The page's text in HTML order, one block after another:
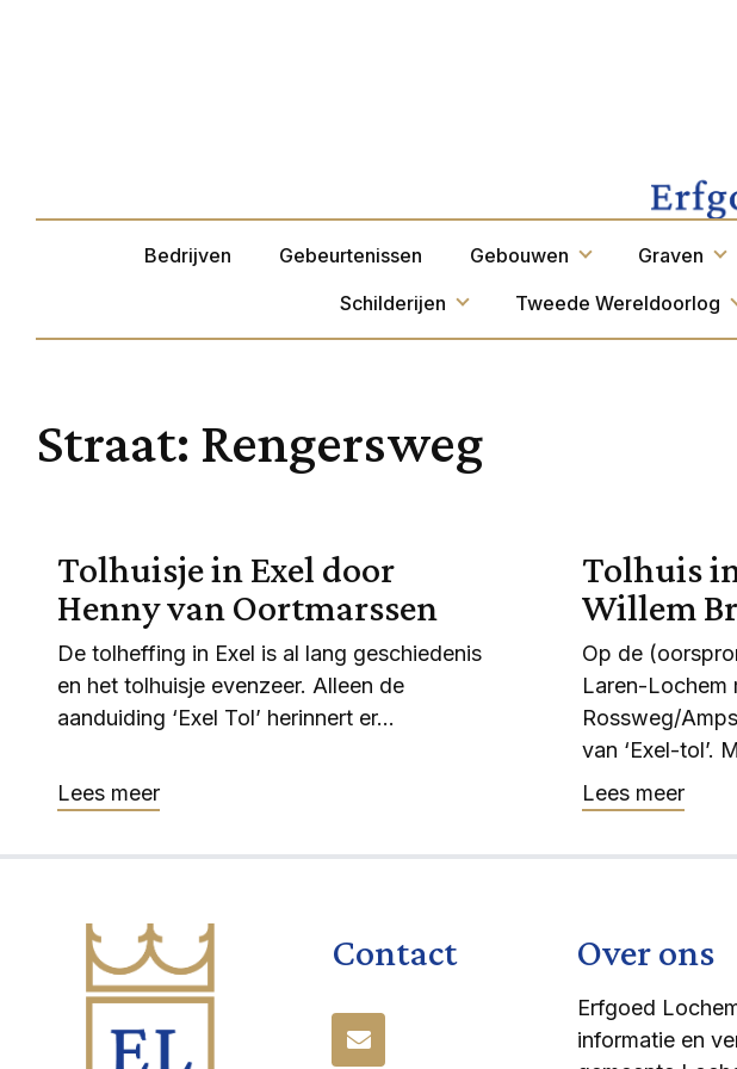
Bedrijven Gebeurtenissen Gebouwen Graven
Schilderijen
Tweede Wereldoorlog
Straat: Rengersweg
Tolhuisje in Exel door
Henny van Oortmarssen
De tolheffing in Exel is al lang geschiedenis
en het tolhuisje evenzeer. Alleen de
aanduiding ‘Exel Tol’ herinnert er...
Lees meer
Tolhuis
Willem
Op de
Laren-Lochem
Rossweg/
van ‘Exel-tol’.
Lees meer
Contact Over ons
Erfgoed
informatie en